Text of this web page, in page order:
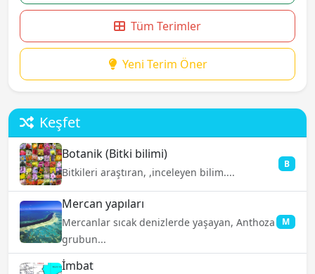
Tüm Terimler
Yeni Terim Öner
Keşfet
Botanik (Bitki bilimi)
Bitkileri araştıran, ,inceleyen bilim....
B
Mercan yapıları
Mercanlar sıcak denizlerde yaşayan, Anthoza
grubun...
M
İmbat